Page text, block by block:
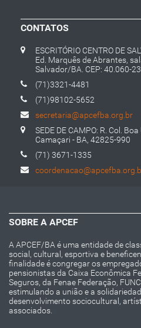
CONTATOS
ESCRITÓRIO CENTRO DE
Ed. Marquês de Abrantes,
Salvador/BA. CEP: 40.060-
(71)3321-4481
(71)98102-5652
secretaria@apcefba.org.br
SEDE DE CAMPO: R. Col.
Camaçari - BA, 42825-990
(71) 3671-1335
SOBRE A APCEF
A APCEF/BA é uma entidade de
social, cultural, esportiva e
finalidade é congregar os
pensionistas da Caixa Econômica
Seguros, da Fenae Federação,
estimulando a união e a
desenvolvimento sociocultural,
associados.